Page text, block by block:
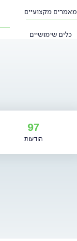
מאמרים מקצועיים
כלים שימושיים
97
הודעות